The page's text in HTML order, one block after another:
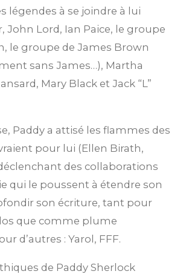
légendes à se joindre à lui
John Lord, Ian Paice, le groupe
le groupe de James Brown
sans James…), Martha
Mary Black et Jack “L”
Paddy a attisé les flammes des
pour lui (Ellen Birath,
des collaborations
qui le poussent à étendre son
son écriture, tant pour
que comme plume
d’autres : Yarol, FFF.
de Paddy Sherlock